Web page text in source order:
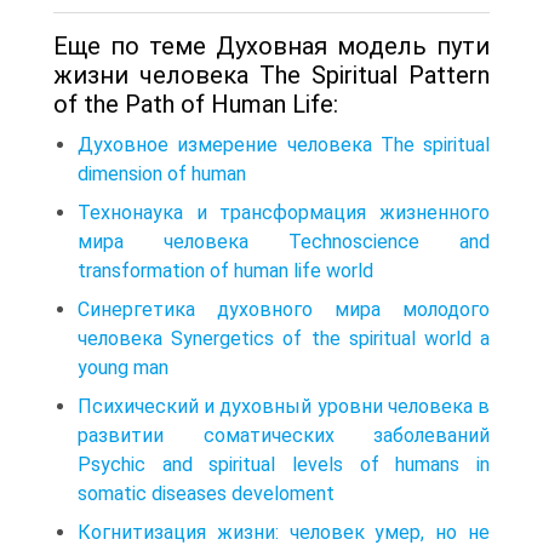
Еще по теме Духовная модель пути
жизни человека The Spiritual Pattern
of the Path of Human Life:
Духовное измерение человека The spiritual
dimension of human
Технонаука и трансформация жизненного
мира человека Technoscience and
transformation of human life world
Синергетика духовного мира молодого
человека Synergetics of the spiritual world a
young man
Психический и духовный уровни человека в
развитии соматических заболеваний
Psychic and spiritual levels of humans in
somatic diseases develoment
Когнитизация жизни: человек умер, но не